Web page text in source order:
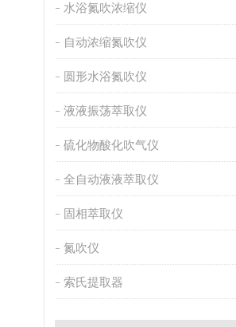
水浴氮吹浓缩仪
自动浓缩氮吹仪
圆形水浴氮吹仪
液液振荡萃取仪
硫化物酸化吹气仪
全自动液液萃取仪
固相萃取仪
氮吹仪
索氏提取器